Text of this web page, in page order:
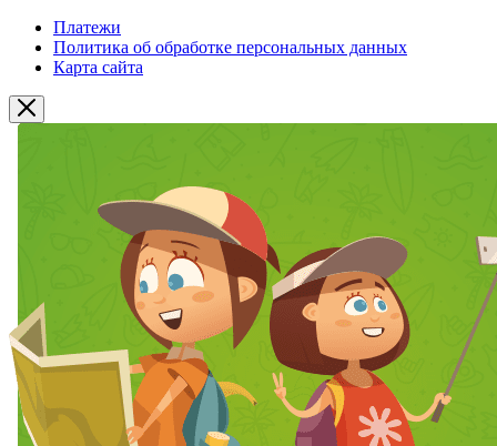
Платежи
Политика об обработке персональных данных
Карта сайта